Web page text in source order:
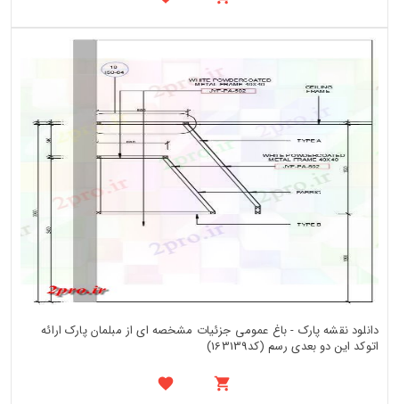
دانلود نقشه پارک - باغ عمومی جزئیات مشخصه ای از مبلمان پارک ارائه
اتوکد این دو بعدی رسم (کد163139)